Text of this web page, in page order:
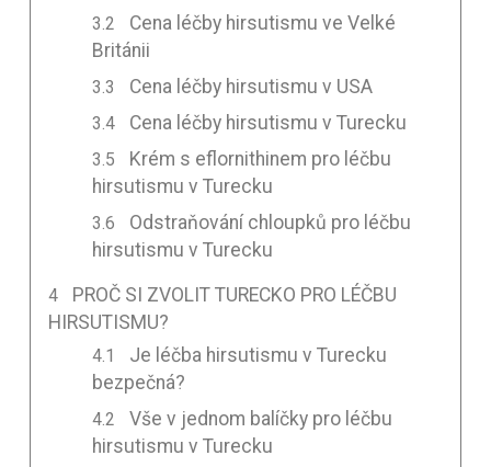
Cena léčby hirsutismu ve Velké
Británii
Cena léčby hirsutismu v USA
Cena léčby hirsutismu v Turecku
Krém s eflornithinem pro léčbu
hirsutismu v Turecku
Odstraňování chloupků pro léčbu
hirsutismu v Turecku
PROČ SI ZVOLIT TURECKO PRO LÉČBU
HIRSUTISMU?
Je léčba hirsutismu v Turecku
bezpečná?
Vše v jednom balíčky pro léčbu
hirsutismu v Turecku